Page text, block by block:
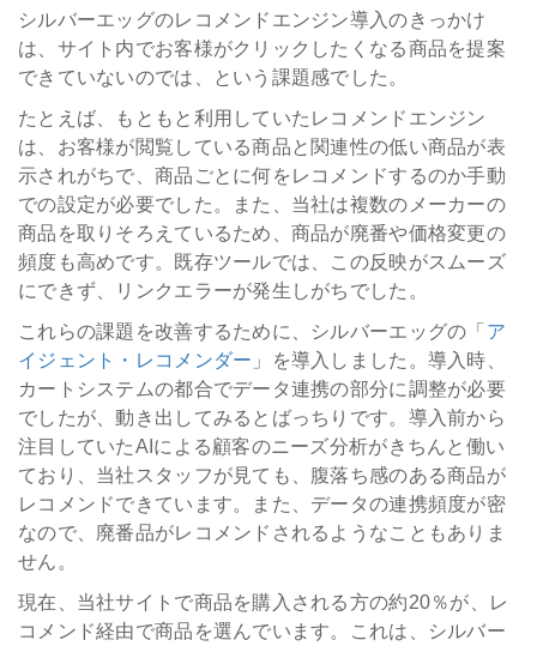
シルバーエッグのレコメンドエンジン導入のきっかけ
は、サイト内でお客様がクリックしたくなる商品を提案
できていないのでは、という課題感でした。
たとえば、もともと利用していたレコメンドエンジン
は、お客様が閲覧している商品と関連性の低い商品が表
示されがちで、商品ごとに何をレコメンドするのか手動
での設定が必要でした。また、当社は複数のメーカーの
商品を取りそろえているため、商品が廃番や価格変更の
頻度も高めです。既存ツールでは、この反映がスムーズ
にできず、リンクエラーが発生しがちでした。
これらの課題を改善するために、シルバーエッグの「ア
イジェント・レコメンダー 」を導入しました。導入時、
カートシステムの都合でデータ連携の部分に調整が必要
でしたが、動き出してみるとばっちりです。導入前から
注目していたAIによる顧客のニーズ分析がきちんと働い
ており、当社スタッフが見ても、腹落ち感のある商品が
レコメンドできています。また、データの連携頻度が密
なので、廃番品がレコメンドされるようなこともありま
せん。
現在、当社サイトで商品を購入される方の約20％が、レ
コメンド経由で商品を選んでいます。これは、シルバー